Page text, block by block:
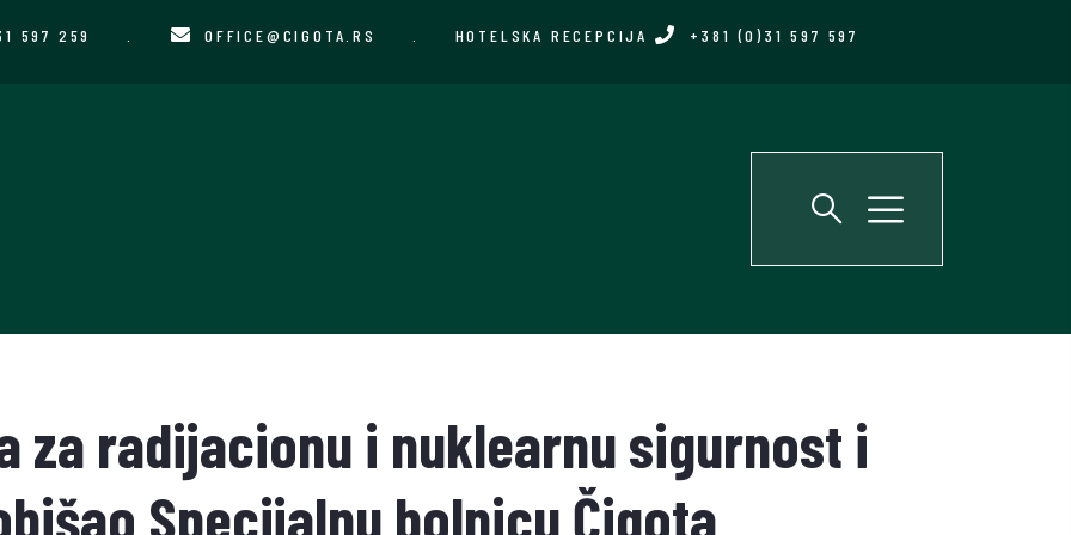
597 259 OFFICE@CIGOTA.RS HOTELSKA RECEPCIJA +381 (0)31 597 597
za radijacionu i nuklearnu sigurnost i
Specijalnu bolnicu Čigota